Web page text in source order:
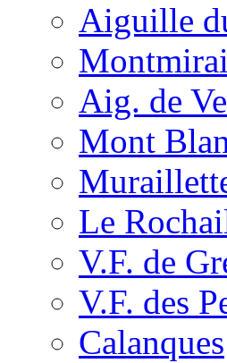
Aiguille
Aig. de
Mont
Le
V.F. de
V.F. des
Calanques